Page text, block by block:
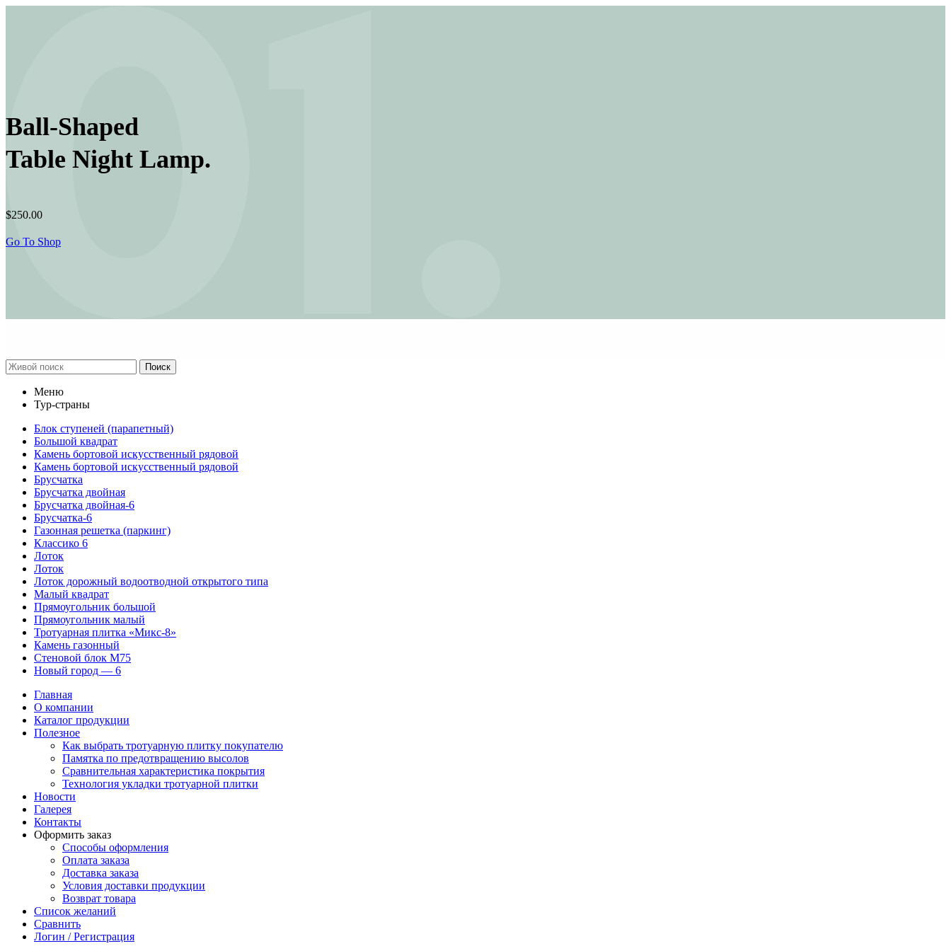
Ball-Shaped
Table Night Lamp.
$250.00
Go To Shop
Поиск
Меню
Тур-страны
Блок ступеней (парапетный)
Большой квадрат
Камень бортовой искусственный рядовой
Камень бортовой искусственный рядовой
Брусчатка
Брусчатка двойная
Брусчатка двойная-6
Брусчатка-6
Газонная решетка (паркинг)
Классико 6
Лоток
Лоток
Лоток дорожный водоотводной открытого типа
Малый квадрат
Прямоугольник большой
Прямоугольник малый
Тротуарная плитка «Микс-8»
Камень газонный
Стеновой блок М75
Новый город — 6
Главная
О компании
Каталог продукции
Полезное
Как выбрать тротуарную плитку покупателю
Памятка по предотвращению высолов
Сравнительная характеристика покрытия
Технология укладки тротуарной плитки
Новости
Галерея
Контакты
Оформить заказ
Способы оформления
Оплата заказа
Доставка заказа
Условия доставки продукции
Возврат товара
Список желаний
Сравнить
Логин / Регистрация